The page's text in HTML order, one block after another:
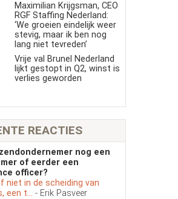
Maximilian Krijgsman, CEO
RGF Staffing Nederland:
‘We groeien eindelijk weer
stevig, maar ik ben nog
lang niet tevreden’
Vrije val Brunel Nederland
lijkt gestopt in Q2, winst is
verlies geworden
REACTIES
nog een
of eerder een
officer?
niet in de scheiding van
een t... - Erik Pasveer